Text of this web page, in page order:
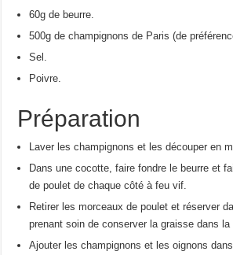
60g de beurre.
500g de champignons de Paris (de
Sel.
Poivre.
Préparation
Laver les champignons et les découper en
Dans une cocotte, faire fondre le beurre et
de poulet de chaque côté à feu vif.
Retirer les morceaux de poulet et réserver
prenant soin de conserver la graisse dans la
Ajouter les champignons et les oignons